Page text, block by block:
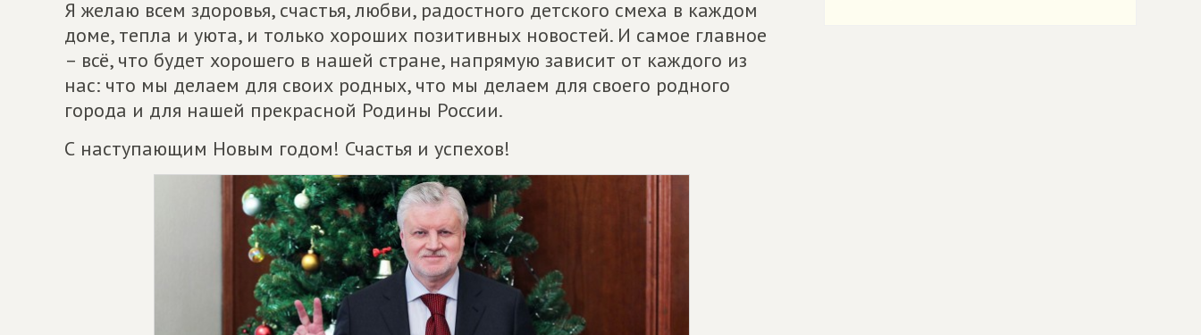
Я желаю всем здоровья, счастья, любви, радостного детского смеха в каждом
доме, тепла и уюта, и только хороших позитивных новостей. И самое главное
– всё, что будет хорошего в нашей стране, напрямую зависит от каждого из
нас: что мы делаем для своих родных, что мы делаем для своего родного
города и для нашей прекрасной Родины России.
С наступающим Новым годом! Счастья и успехов!